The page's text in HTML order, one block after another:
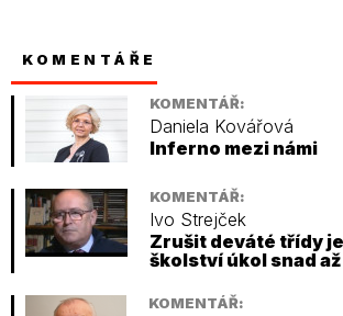
KOMENTÁŘE
KOMENTÁŘ:
Daniela Kovářová
Inferno mezi námi
KOMENTÁŘ:
Ivo Strejček
Zrušit deváté třídy
školství úkol snad
KOMENTÁŘ: